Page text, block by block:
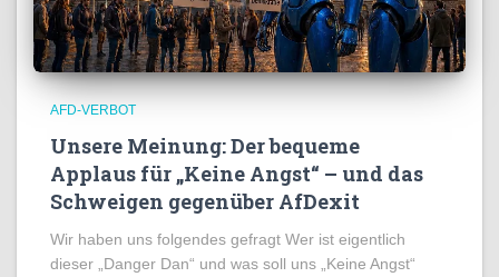
AFD-VERBOT
Unsere Meinung: Der bequeme
Applaus für „Keine Angst“ – und das
Schweigen gegenüber AfDexit
Wir haben uns folgendes gefragt Wer ist eigentlich
dieser „Danger Dan“ und was soll uns „Keine Angst“